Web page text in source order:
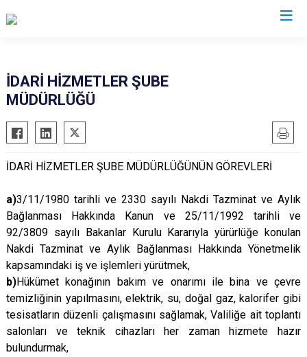
İDARİ HİZMETLER ŞUBE
MÜDÜRLÜĞÜ
İDARİ HİZMETLER ŞUBE MÜDÜRLÜĞÜNÜN GÖREVLERİ
a)3/11/1980 tarihli ve 2330 sayılı Nakdi Tazminat ve Aylık
Bağlanması Hakkında Kanun ve 25/11/1992 tarihli ve
92/3809 sayılı Bakanlar Kurulu Kararıyla yürürlüğe konulan
Nakdi Tazminat ve Aylık Bağlanması Hakkında Yönetmelik
kapsamındaki iş ve işlemleri yürütmek,
b)Hükümet konağının bakım ve onarımı ile bina ve çevre
temizliğinin yapılmasını, elektrik, su, doğal gaz, kalorifer gibi
tesisatların düzenli çalışmasını sağlamak, Valiliğe ait toplantı
salonları ve teknik cihazları her zaman hizmete hazır
bulundurmak,